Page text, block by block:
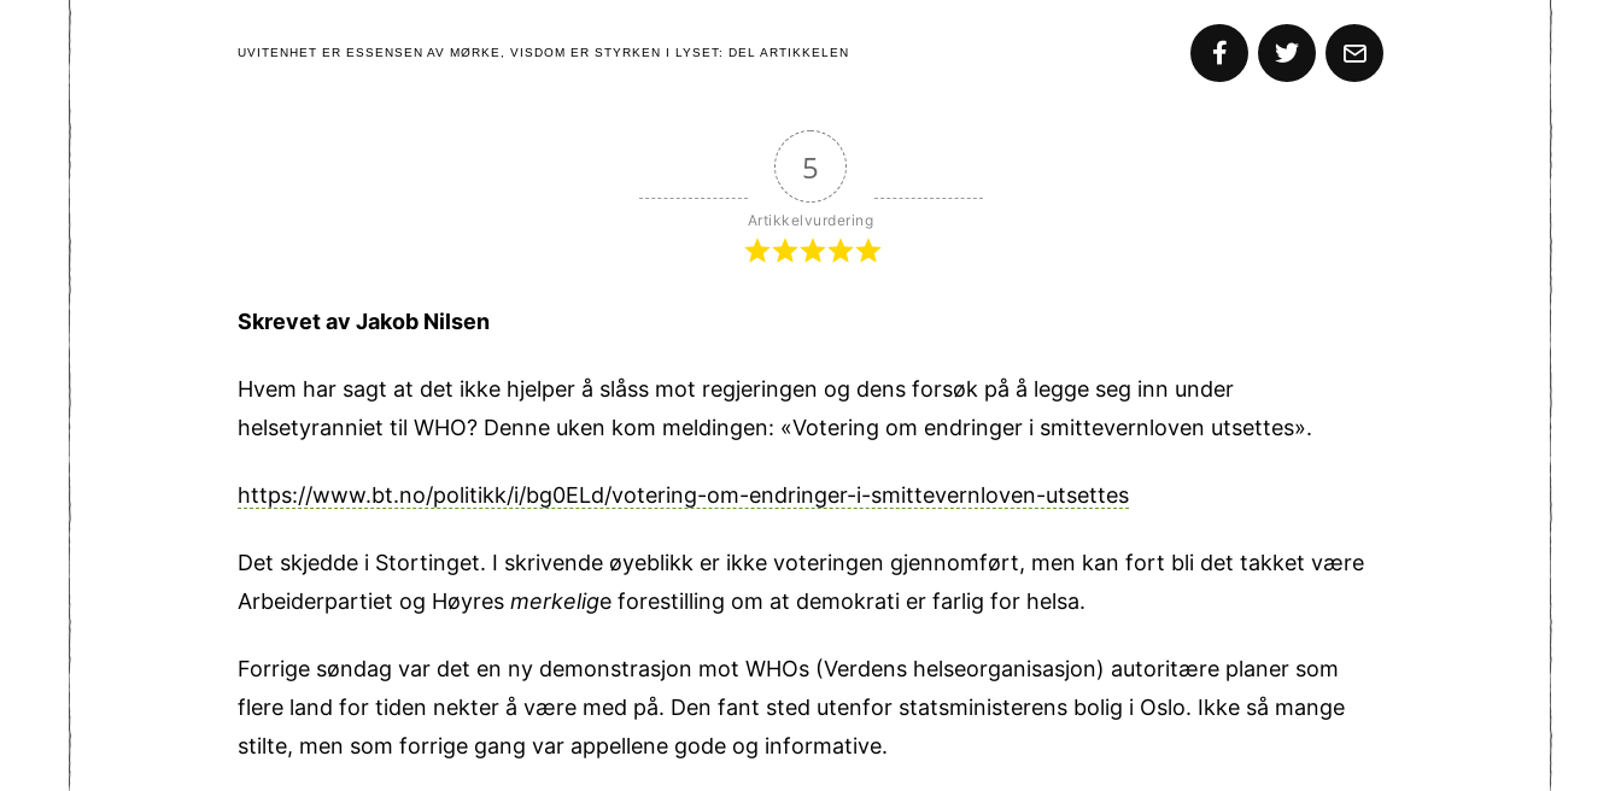
UVITENHET ER ESSENSEN AV MØRKE, VISDOM ER STYRKEN I LYSET: DEL ARTIKKELEN
5
Artikkelvurdering
Skrevet av Jakob Nilsen
Hvem har sagt at det ikke hjelper å slåss mot regjeringen og dens forsøk på å legge seg inn under
helsetyranniet til WHO? Denne uken kom meldingen: «Votering om endringer i smittevernloven utsettes».
https://www.bt.no/politikk/i/bg0ELd/votering-om-endringer-i-smittevernloven-utsettes
Det skjedde i Stortinget. I skrivende øyeblikk er ikke voteringen gjennomført, men kan fort bli det takket være
Arbeiderpartiet og Høyres merkelige forestilling om at demokrati er farlig for helsa.
Forrige søndag var det en ny demonstrasjon mot WHOs (Verdens helseorganisasjon) autoritære planer som
flere land for tiden nekter å være med på. Den fant sted utenfor statsministerens bolig i Oslo. Ikke så mange
stilte, men som forrige gang var appellene gode og informative.